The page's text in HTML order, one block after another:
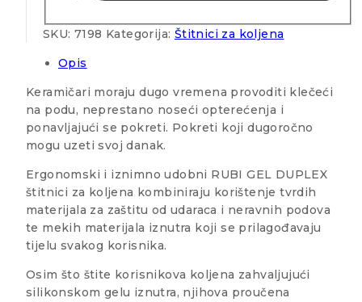
SKU: 7198 Kategorija: Štitnici za koljena
Opis
Keramičari moraju dugo vremena provoditi klečeći
na podu, neprestano noseći opterećenja i
ponavljajući se pokreti. Pokreti koji dugoročno
mogu uzeti svoj danak.
Ergonomski i iznimno udobni RUBI GEL DUPLEX
štitnici za koljena kombiniraju korištenje tvrdih
materijala za zaštitu od udaraca i neravnih podova
te mekih materijala iznutra koji se prilagođavaju
tijelu svakog korisnika.
Osim što štite korisnikova koljena zahvaljujući
silikonskom gelu iznutra, njihova proučena